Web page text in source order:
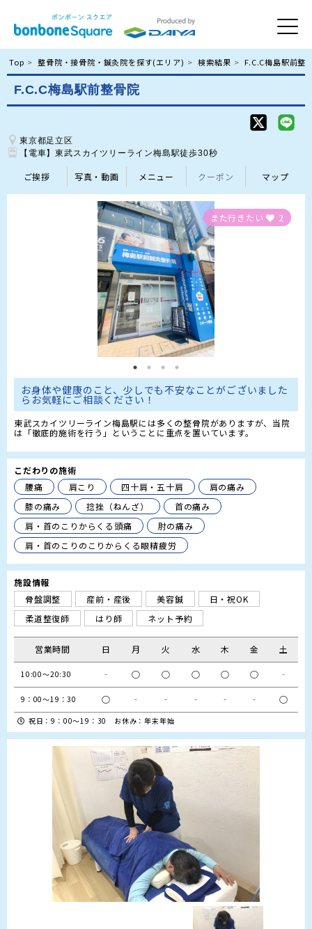
Top 整骨院・接骨院・鍼灸院を探す(エリア) 検索結果 F.C.C梅島駅前整
F.C.C梅島駅前整骨院
東京都足立区
【電車】東武スカイツリーライン梅島駅徒歩30秒
ご挨拶 写真・動画 メニュー クーポン マップ
また行きたい 2
お身体や健康のこと、少しでも不安なことがございました
らお気軽にご相談ください！
東武スカイツリーライン梅島駅には多くの整骨院がありますが、当院
は「徹底的施術を行う」ということに重点を置いています。
こだわりの施術
腰痛
肩こり 四十肩・五十肩
肩の痛み
膝の痛み
捻挫（ねんざ）
首の痛み
肩・首のこりからくる頭痛
肘の痛み
肩・首のこりのこりからくる眼精疲労
施設情報
骨盤調整
産前・産後 美容鍼
日・祝OK
柔道整復師
はり師 ネット予約
営業時間 日 月 火 水 木 金 土
10:00～20:30 ‐ ○ ○ ○ ○ ○ ‐
9：00～19：30 ○ ‐ ‐ ‐ ‐ ‐ ○
祝日：9：00～19：30 お休み：年末年始